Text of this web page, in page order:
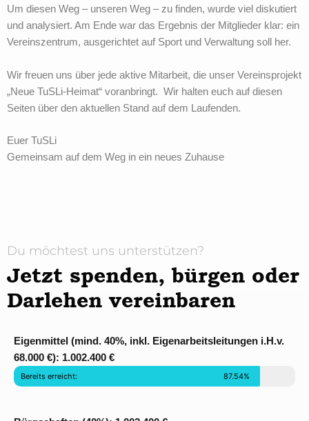
Um diesen Weg – unseren Weg – zu finden, wurde viel diskutiert
und analysiert. Am Ende war das Ergebnis der Mitglieder klar: ein
Vereinszentrum, ausgerichtet auf Sport und Verwaltung soll her.
Wir freuen uns über jede aktive Mitarbeit, die unser Vereinsprojekt
„Neue TuSLi-Heimat“ voranbringt. Wir halten euch auf diesen
Seiten über den aktuellen Stand auf dem Laufenden.
Euer TuSLi
Gemeinsam auf dem Weg in ein neues Zuhause
Du möchtest uns unterstützen?
Jetzt spenden, bürgen oder
Darlehen vereinbaren
Eigenmittel (mind. 40%, inkl. Eigenarbeitsleitungen i.H.v.
68.000 €): 1.002.400 €
Bereits erreicht: 87.54%